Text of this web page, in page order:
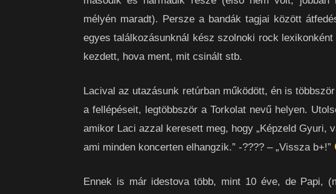
mélyén maradt). Persze a bandák tagjai között
egyes találkozásunknál kész szolnoki rock
kezdett, hova ment, mit csinált stb.
Lacival az utazásunk retúrban működött, én is
a fellépéseit, legtöbbször a Torkolat nevű helyen.
amikor Laci azzal keresett meg, hogy „Képzeld Gyuri,
ami minden koncerten elhangzik.” -???? – „Vissza b+!”
Ennek is már idestova több, mint 10 éve, de Papi,